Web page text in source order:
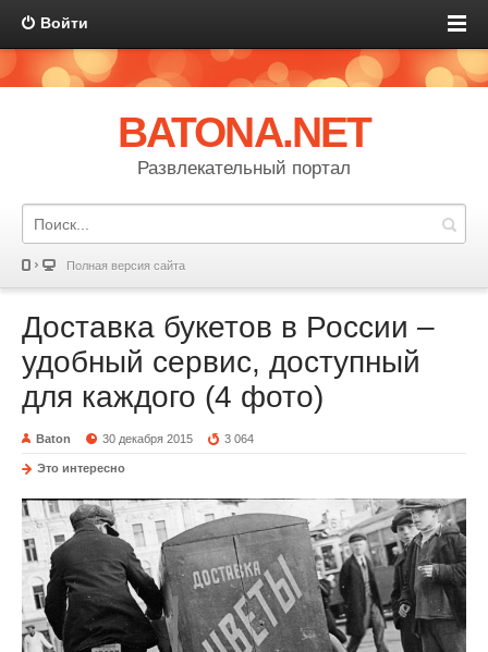
Войти
BATONA.NET
Развлекательный портал
Полная версия сайта
Доставка букетов в России –
удобный сервис, доступный
для каждого (4 фото)
Baton 30 декабря 2015 3 064
Это интересно